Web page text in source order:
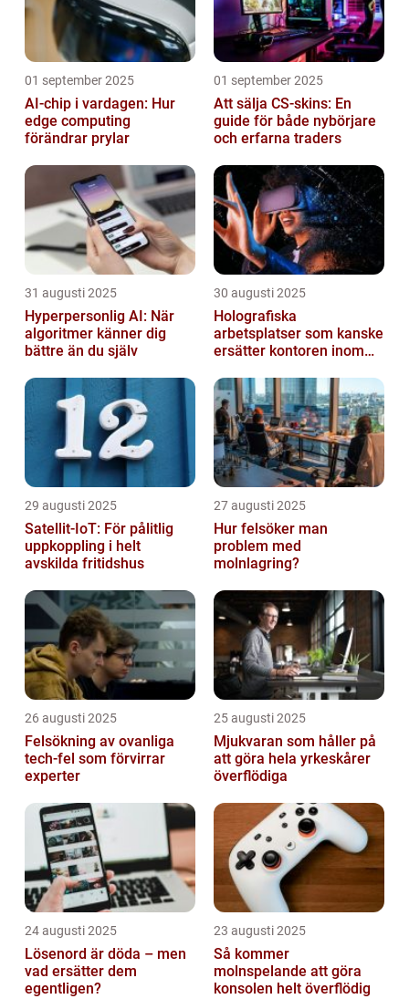
01 september 2025
AI-chip i vardagen: Hur
edge computing
förändrar prylar
01 september 2025
Att sälja CS-skins: En
guide för både nybörjare
och erfarna traders
31 augusti 2025
Hyperpersonlig AI: När
algoritmer känner dig
bättre än du själv
30 augusti 2025
Holografiska
arbetsplatser som kanske
ersätter kontoren inom
29 augusti 2025
Satellit‑IoT: För pålitlig
uppkoppling i helt
avskilda fritidshus
27 augusti 2025
Hur felsöker man
problem med
molnlagring?
26 augusti 2025
Felsökning av ovanliga
tech‑fel som förvirrar
experter
25 augusti 2025
Mjukvaran som håller på
att göra hela yrkeskårer
överflödiga
24 augusti 2025
Lösenord är döda – men
vad ersätter dem
egentligen?
23 augusti 2025
Så kommer
molnspelande att göra
konsolen helt överflödig